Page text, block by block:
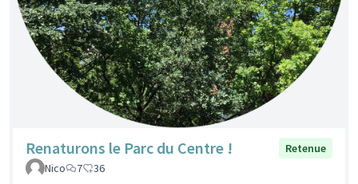
Renaturons le Parc du Centre !
Retenue
Nico
7 36